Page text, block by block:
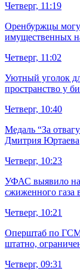
Четверг, 11:19
Оренбуржцы
имущественных
Четверг, 11:02
Уютный уголок
пространство у
Четверг, 10:40
Медаль “За
Дмитрия Юртаева
Четверг, 10:23
УФАС выявило
сжиженного газа
Четверг, 10:21
Оперштаб по
штатно,
Четверг, 09:31